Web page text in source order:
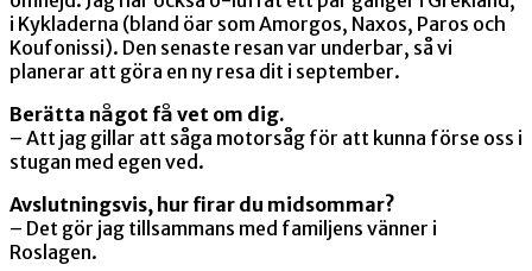
i Kykladerna (bland öar som Amorgos, Naxos, Paros och
Koufonissi). Den senaste resan var underbar, så vi
planerar att göra en ny resa dit i september.
Berätta något få vet om dig.
– Att jag gillar att såga motorsåg för att kunna förse oss i
stugan med egen ved.
Avslutningsvis, hur firar du midsommar?
– Det gör jag tillsammans med familjens vänner i
Roslagen.